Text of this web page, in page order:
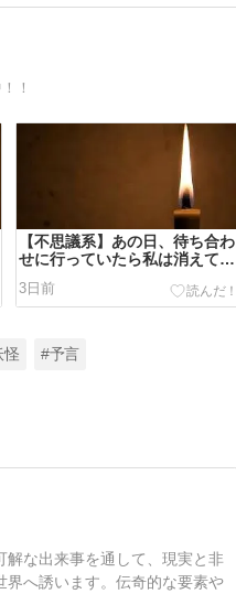
！
【不思議系】あの日、待ち合わ
せに行っていたら私は消えてい
3日前
怪 #予言
解な出来事を通して、現実と非
へ誘います。伝奇的な要素や